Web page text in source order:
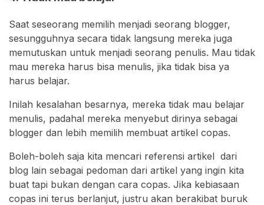
Saat seseorang memilih menjadi seorang blogger,
sesungguhnya secara tidak langsung mereka juga
memutuskan untuk menjadi seorang penulis. Mau tidak
mau mereka harus bisa menulis, jika tidak bisa ya
harus belajar.
Inilah kesalahan besarnya, mereka tidak mau belajar
menulis, padahal mereka menyebut dirinya sebagai
blogger dan lebih memilih membuat artikel copas.
Boleh-boleh saja kita mencari referensi artikel dari
blog lain sebagai pedoman dari artikel yang ingin kita
buat tapi bukan dengan cara copas. Jika kebiasaan
copas ini terus berlanjut, justru akan berakibat buruk